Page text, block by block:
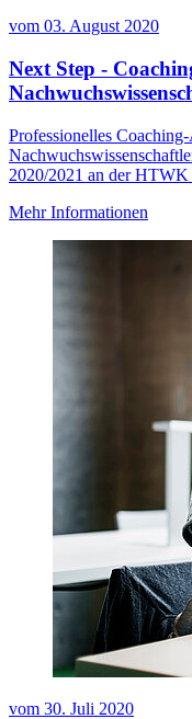
vom 03. August 2020
Next Step -
Professionelles
2020/2021 an der
Mehr Informationen
vom 30. Juli 2020